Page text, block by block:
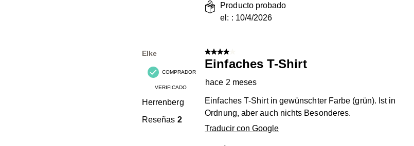
Producto probado
el: : 10/4/2026
Elke
COMPRADOR
VERIFICADO
Herrenberg
Reseñas 2
4 de 5 estrellas.
Einfaches T-Shirt
hace 2 meses
Einfaches T-Shirt in gewünschter Farbe (grün). Ist in
Ordnung, aber auch nichts Besonderes.
Traducir con Google